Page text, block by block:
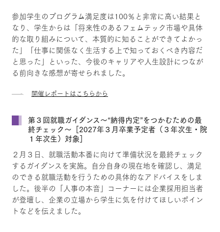
参加学生のプログラム満足度は100％と非常に高い結果と
なり、学生からは「将来性のあるフェムテック市場や具体
的な取り組みについて、本質的に知ることができてよかっ
た」「仕事に関係なく生活する上で知っておくべき内容だ
と思った」といった、今後のキャリアや人生設計につなが
る前向きな感想が寄せられました。
開催レポートはこちらから
第３回就職ガイダンス～“納得内定”をつかむための最
終チェック～［2027年３月卒業予定者（３年次生・院
１年次生）対象］
２月３日、就職活動本番に向けて準備状況を最終チェック
するガイダンスを実施。自分自身の現在地を確認し、満足
のできる就職活動を行うための具体的なアドバイスをしま
した。後半の「人事の本音」コーナーには企業採用担当者
が登壇し、企業の立場から学生に気を付けてほしいポイン
トなどを伝えました。